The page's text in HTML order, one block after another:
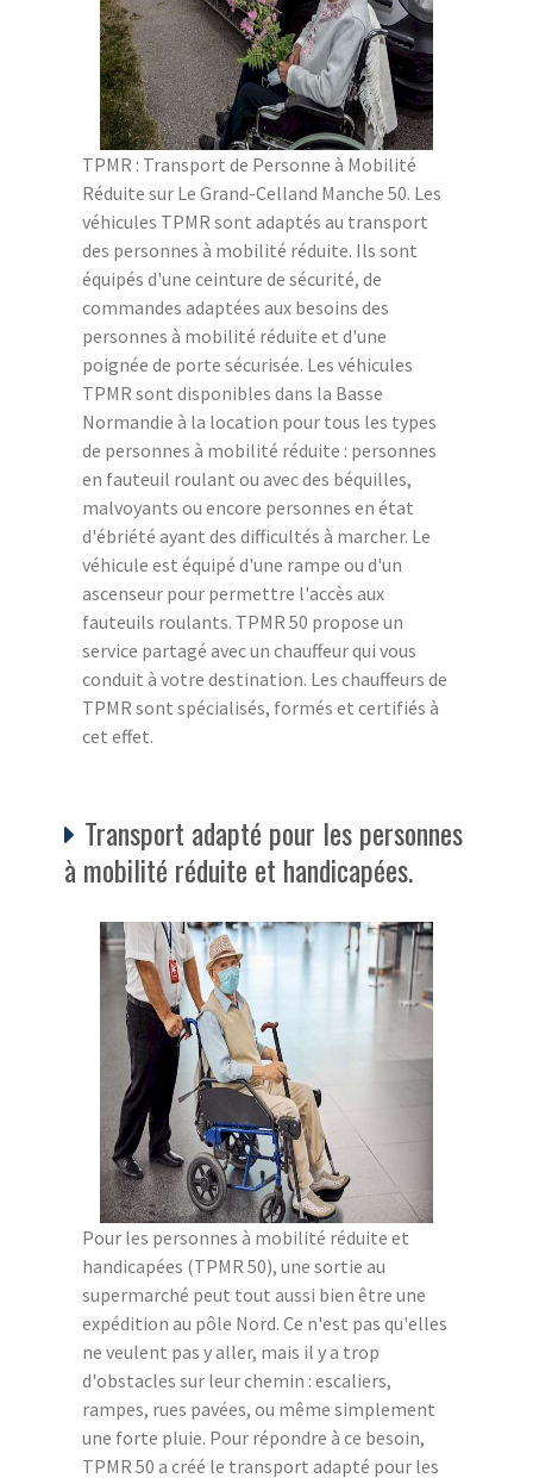
TPMR : Transport de Personne à Mobilité
Réduite sur Le Grand-Celland Manche 50. Les
véhicules TPMR sont adaptés au transport
des personnes à mobilité réduite. Ils sont
équipés d'une ceinture de sécurité, de
commandes adaptées aux besoins des
personnes à mobilité réduite et d'une
poignée de porte sécurisée. Les véhicules
TPMR sont disponibles dans la Basse
Normandie à la location pour tous les types
de personnes à mobilité réduite : personnes
en fauteuil roulant ou avec des béquilles,
malvoyants ou encore personnes en état
d'ébriété ayant des difficultés à marcher. Le
véhicule est équipé d'une rampe ou d'un
ascenseur pour permettre l'accès aux
fauteuils roulants. TPMR 50 propose un
service partagé avec un chauffeur qui vous
conduit à votre destination. Les chauffeurs de
TPMR sont spécialisés, formés et certifiés à
cet effet.
Transport adapté pour les personnes
à mobilité réduite et handicapées.
Pour les personnes à mobilité réduite et
handicapées (TPMR 50), une sortie au
supermarché peut tout aussi bien être une
expédition au pôle Nord. Ce n'est pas qu'elles
ne veulent pas y aller, mais il y a trop
d'obstacles sur leur chemin : escaliers,
rampes, rues pavées, ou même simplement
une forte pluie. Pour répondre à ce besoin,
TPMR 50 a créé le transport adapté pour les